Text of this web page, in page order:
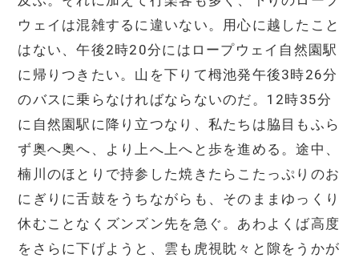
ウェイは混雑するに違いない。用心に越したこと
はない、午後2時20分にはロープウェイ自然園駅
に帰りつきたい。山を下りて栂池発午後3時26分
のバスに乗らなければならないのだ。12時35分
に自然園駅に降り立つなり、私たちは脇目もふら
ず奥へ奥へ、より上へ上へと歩を進める。途中、
楠川のほとりで持参した焼きたらこたっぷりのお
にぎりに舌鼓をうちながらも、そのままゆっくり
休むことなくズンズン先を急ぐ。あわよくば高度
をさらに下げようと、雲も虎視眈々と隙をうかが